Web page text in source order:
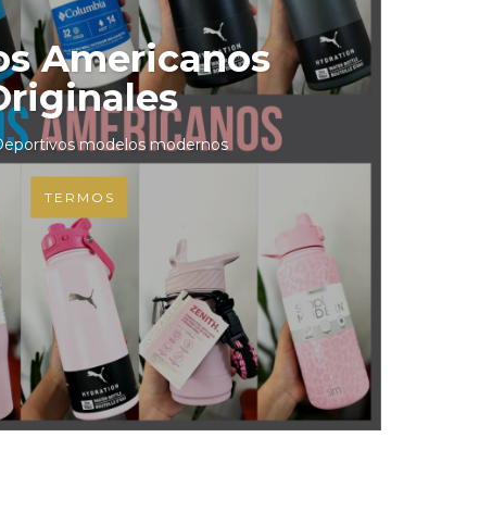
Americanos
modelos modernos
TERMOS